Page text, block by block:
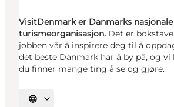
VisitDenmark er Danmarks nasjonale
turismeorganisasjon. Det er
jobben vår å inspirere deg til å
det beste Danmark har å by på, og vi
du finner mange ting å se og gjøre.
Velg språk